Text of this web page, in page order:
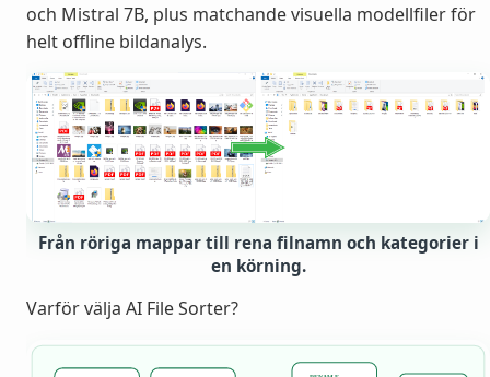
och Mistral 7B, plus matchande visuella modellfiler för
helt offline bildanalys.
Från röriga mappar till rena filnamn och kategorier i
en körning.
Varför välja AI File Sorter?